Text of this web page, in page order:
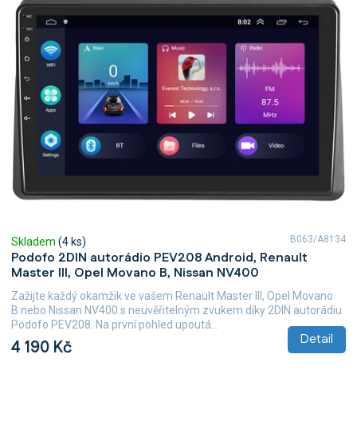
Podofo 2DIN autorádio PEV208 Android, Renault
Master III, Opel Movano B, Nissan NV400
Skladem (4 ks)
4 190 Kč Detail
Zažijte každý okamžik ve vašem Renault Master III, Opel Movano
B nebo Nissan NV400 s neuvěřitelným zvukem díky 2DIN autorádiu
Podofo PEV208. Na první pohled upoutá...
B063/A8134